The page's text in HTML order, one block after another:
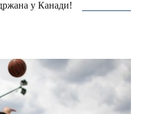
у Канади!